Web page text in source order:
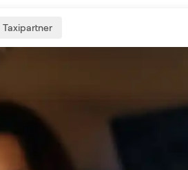
Taxipartner